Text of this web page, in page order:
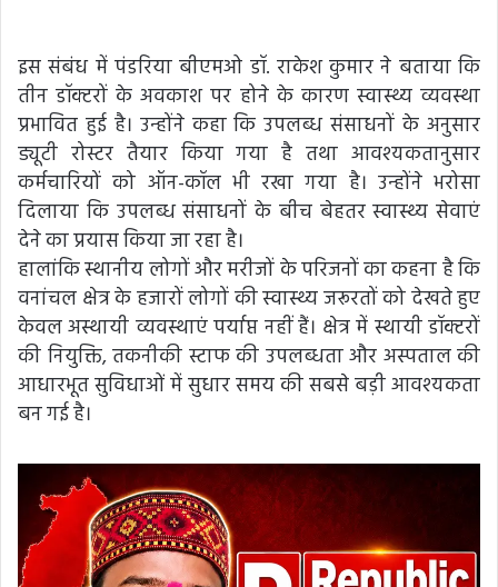
इस संबंध में पंडरिया बीएमओ डॉ. राकेश कुमार ने बताया कि
तीन डॉक्टरों के अवकाश पर होने के कारण स्वास्थ्य व्यवस्था
प्रभावित हुई है। उन्होंने कहा कि उपलब्ध संसाधनों के अनुसार
ड्यूटी रोस्टर तैयार किया गया है तथा आवश्यकतानुसार
कर्मचारियों को ऑन-कॉल भी रखा गया है। उन्होंने भरोसा
दिलाया कि उपलब्ध संसाधनों के बीच बेहतर स्वास्थ्य सेवाएं
देने का प्रयास किया जा रहा है।
हालांकि स्थानीय लोगों और मरीजों के परिजनों का कहना है कि
वनांचल क्षेत्र के हजारों लोगों की स्वास्थ्य जरूरतों को देखते हुए
केवल अस्थायी व्यवस्थाएं पर्याप्त नहीं हैं। क्षेत्र में स्थायी डॉक्टरों
की नियुक्ति, तकनीकी स्टाफ की उपलब्धता और अस्पताल की
आधारभूत सुविधाओं में सुधार समय की सबसे बड़ी आवश्यकता
बन गई है।